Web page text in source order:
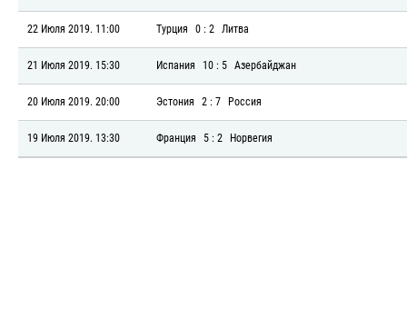
22 Июля 2019. 11:00 Турция 0 : 2 Литва
21 Июля 2019. 15:30 Испания 10 : 5 Азербайджан
20 Июля 2019. 20:00 Эстония 2 : 7 Россия
19 Июля 2019. 13:30 Франция 5 : 2 Норвегия